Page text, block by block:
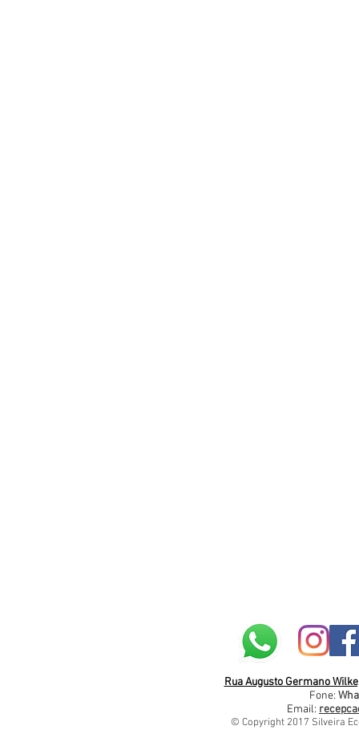
Rua Augusto Germano
Fone:
Email:
© Copyright 2017 Silveira